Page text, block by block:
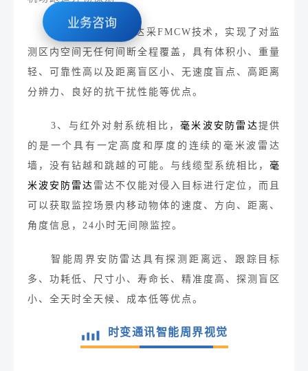
毫米波安防雷达采FMCW技术，实现了对监
测区内空间无任何间断全程覆盖，具有体积小、重量
轻、可靠性高以及距离盲区小、无速度盲点、高距离
分辨力、良好的抗干扰性能等优点。
3、与红外对射系统相比， 毫米波安防雷 达提供
的是一个具有一定高度和厚度的连续的毫米波雷达
墙，没有钻越和跳越的可能。 与线缆型系统相比， 毫
米波安防雷 达 雷达不仅能对侵入目标进行定位，而且
可以获取监控场景内移动物体的速度、方向、距离、
角度信息，24小时无间隙监控。
智能周界安防雷达 具有探测距离远、跟踪目标
多、功耗低、尺寸小、寿命长、精准度高、探测盲区
小、全天时全天候、成本低等优点。
时变通讯智能周界视觉
业务咨询